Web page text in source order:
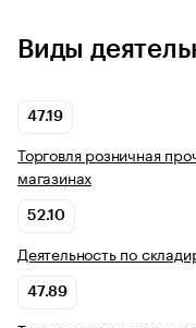
Виды
47.19
Торговля розничная
магазинах
52.10
Деятельность по
47.89